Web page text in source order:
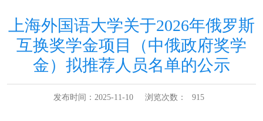
上海外国语大学关于2026年俄罗斯
互换奖学金项目（中俄政府奖学
金）拟推荐人员名单的公示
发布时间：2025-11-10 浏览次数： 915